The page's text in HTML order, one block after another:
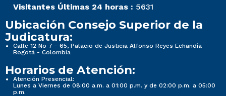
Visitantes Últimas 24 horas : 5631
Ubicación Consejo Superior de la
Judicatura:
Calle 12 No 7 - 65, Palacio de Justicia Alfonso Reyes Echandía
Bogotá - Colombia
Horarios de Atención:
Atención Presencial:
Lunes a Viernes de 08:00 a.m. a 01:00 p.m. y de 02:00 p.m. a 05:00
p.m.